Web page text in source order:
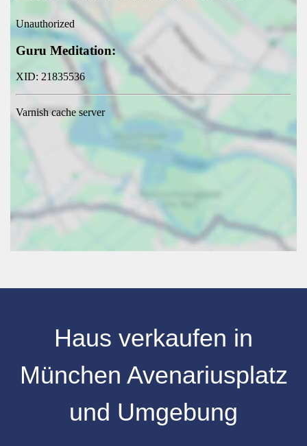
Haus verkaufen in
München Avenariusplatz
und Umgebung